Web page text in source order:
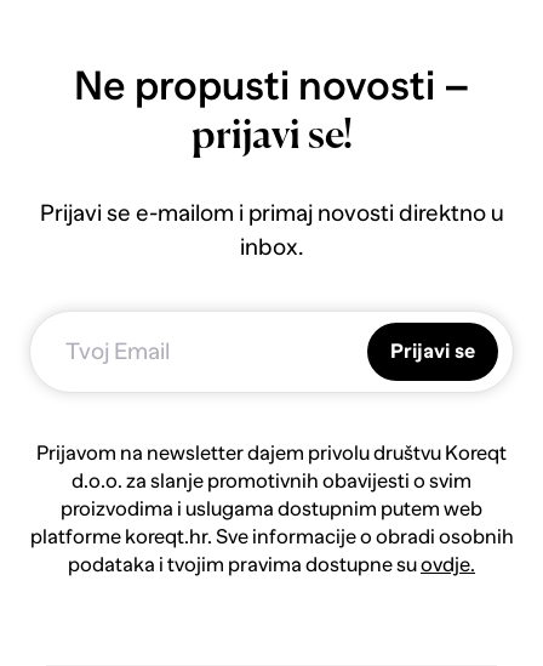
Ne propusti novosti –
prijavi se!
Prijavi se e-mailom i primaj novosti direktno u
inbox.
Prijavi se
Prijavom na newsletter dajem privolu društvu Koreqt
d.o.o. za slanje promotivnih obavijesti o svim
proizvodima i uslugama dostupnim putem web
platforme koreqt.hr. Sve informacije o obradi osobnih
podataka i tvojim pravima dostupne suovdje.